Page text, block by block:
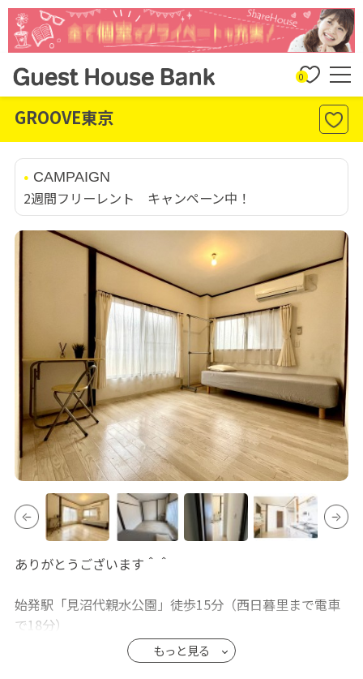
0
GROOVE東京
CAMPAIGN
2週間フリーレント キャンペーン中！
ありがとうございます＾＾
始発駅「見沼代親水公園」徒歩15分（西日暮里まで電車
で18分）
赤羽行バス 徒歩5分、川口行 徒歩2分。
バス便が豊富で都心アクセスがとても便利です。
もっと見る